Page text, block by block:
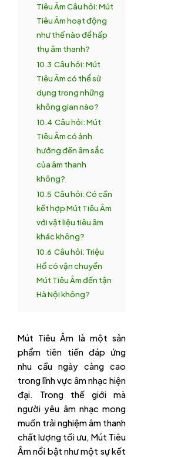
Tiêu Âm Câu hỏi: Mút
Tiêu Âm hoạt động
như thế nào để hấp
thụ âm thanh?
10.3 Câu hỏi: Mút
Tiêu Âm có thể sử
dụng trong những
không gian nào?
10.4 Câu hỏi: Mút
Tiêu Âm có ảnh
hưởng đến âm sắc
của âm thanh
không?
10.5 Câu hỏi: Có cần
kết hợp Mút Tiêu Âm
với vật liệu tiêu âm
khác không?
10.6 Câu hỏi: Triệu
Hổ có vận chuyển
Mút Tiêu Âm đến tận
Hà Nội không?
Mút Tiêu Âm là một sản
phẩm tiên tiến đáp ứng
nhu cầu ngày càng cao
trong lĩnh vực âm nhạc hiện
đại. Trong thế giới mà
người yêu âm nhạc mong
muốn trải nghiệm âm thanh
chất lượng tối ưu, Mút Tiêu
Âm nổi bật như một sự kết